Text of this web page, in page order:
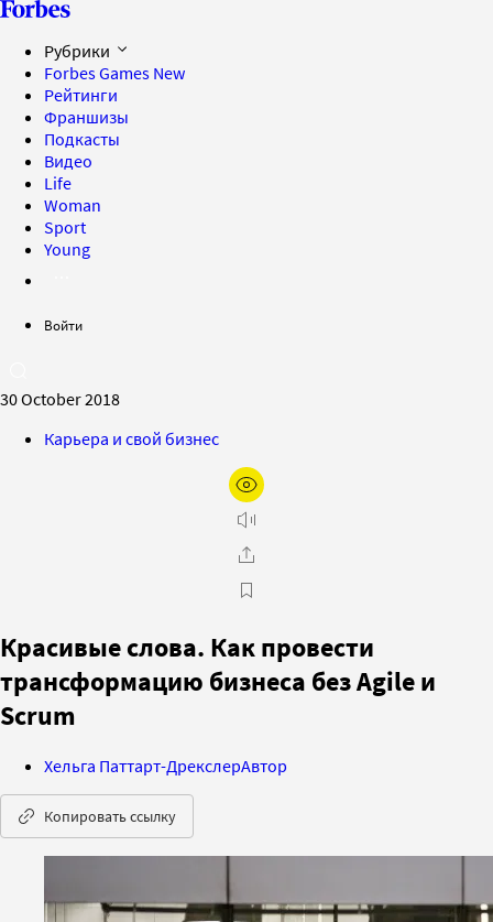
Рубрики
Forbes Games New
Рейтинги
Франшизы
Подкасты
Видео
Life
Woman
Sport
Young
Войти
30 October 2018
Карьера и свой бизнес
Красивые слова. Как провести
трансформацию бизнеса без Agile и
Scrum
Хельга Паттарт-ДрекслерАвтор
Копировать ссылку